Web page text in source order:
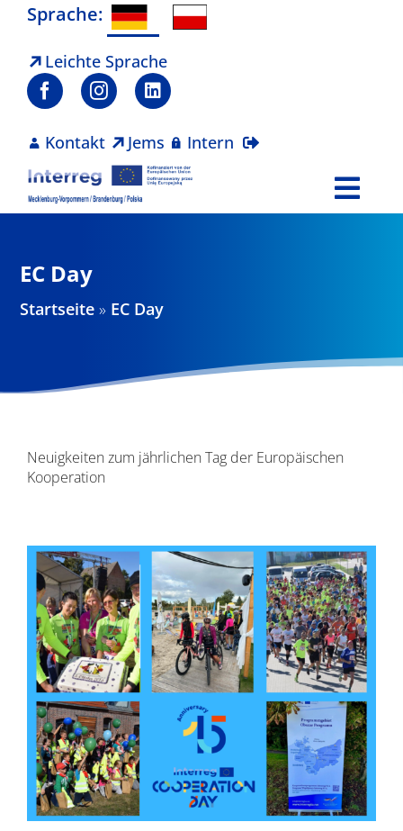
Zum
springen
Sprache:
Leichte Sprache
Kontakt Jems Intern
Projekte
EC Day
Startseite » EC Day
Neuigkeiten zum jährlichen Tag der Europäischen
Kooperation